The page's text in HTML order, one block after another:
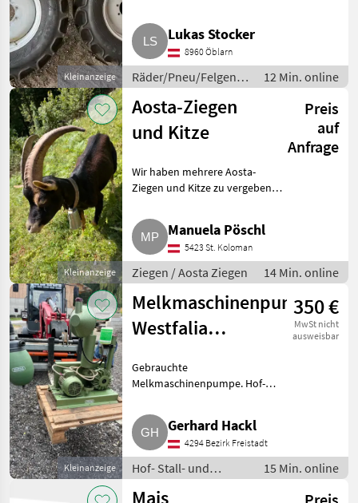
Lindner
Alle
anzeigen
MARKTPLATZ
Marktplatz Händlerangebote Kleinanzeigen
Kleinanzeige
Räder/Pneu/Felgen
TraktorräderLukas Stocker
8960 Öblarn
Räder/Pneu/Felgen /
Traktorräder
12 Min. online
Kleinanzeige
Aosta-Ziegen
und Kitze
Preis
auf
Anfrage
Wir haben mehrere Aosta-
Ziegen und Kitze zu vergeben.
den Elektrozaun gewohnt.
Werden nur an einen guten
Platz vergeben. Ziegen Aos
Manuela Pöschl
5423 St. Koloman
Ziegen / Aosta Ziegen 14 Min. online
Kleinanzeige
Melkmaschinenpumpe
Westfalia
300
350 €
MwSt nicht
ausweisbar
Gebrauchte
Melkmaschinenpumpe. Hof-
Melktechnik
Gerhard Hackl
4294 Bezirk Freistadt
Hof- Stall- und
Weidetechnik /
Melktechnik
15 Min. online
Mais